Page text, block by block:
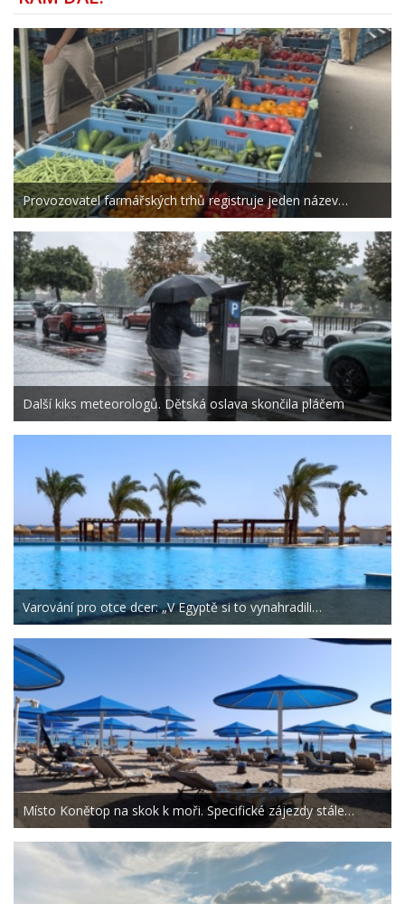
Provozovatel farmářských trhů registruje jeden název…
Další kiks meteorologů. Dětská oslava skončila pláčem
Varování pro otce dcer: „V Egyptě si to vynahradili…
Místo Konětop na skok k moři. Specifické zájezdy stále…